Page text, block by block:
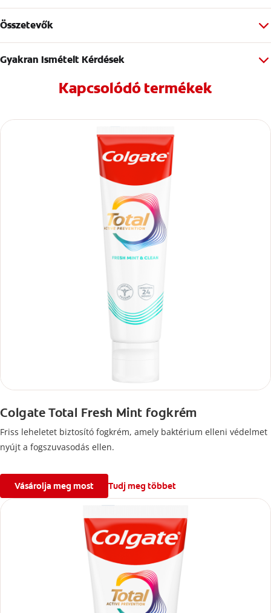
Összetevők
Gyakran Ismételt Kérdések
Kapcsolódó termékek
Colgate Total Fresh Mint fogkrém
Friss leheletet biztosító fogkrém, amely baktérium elleni védelmet
nyújt a fogszuvasodás ellen.
Vásárolja meg most Tudj meg többet